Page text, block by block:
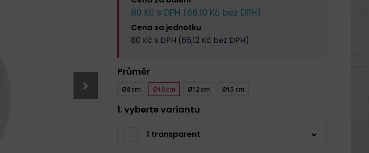
80 Kč s DPH (66,10 Kč bez DPH)
Cena za jednotku
80 Kč s DPH (66,12 Kč bez DPH)
Průměr
Ø8 cm Ø10 cm Ø12 cm Ø15 cm
1. vyberte variantu
1 transparent